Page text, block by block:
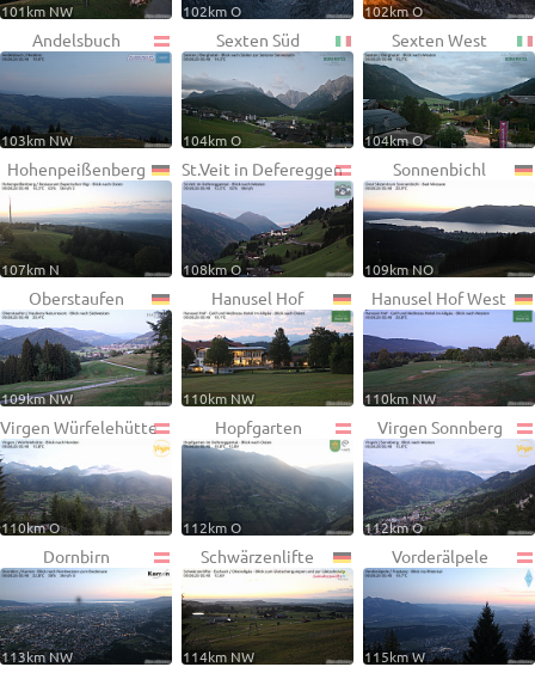
101km NW 102km O 102km O
Andelsbuch
103km NW
Sexten Süd
104km O
Sexten West
104km O
Hohenpeißenberg
107km N
St.Veit in Defereggen
108km O
Sonnenbichl
109km NO
Oberstaufen
109km NW
Hanusel Hof
110km NW
Hanusel Hof West
110km NW
Virgen Würfelehütte
110km O
Hopfgarten
112km O
Virgen Sonnberg
112km O
Dornbirn
113km NW
Schwärzenlifte
114km NW
Vorderälpele
115km W